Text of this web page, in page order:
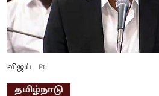
விஜய் Pti
தமிழ்நாடு